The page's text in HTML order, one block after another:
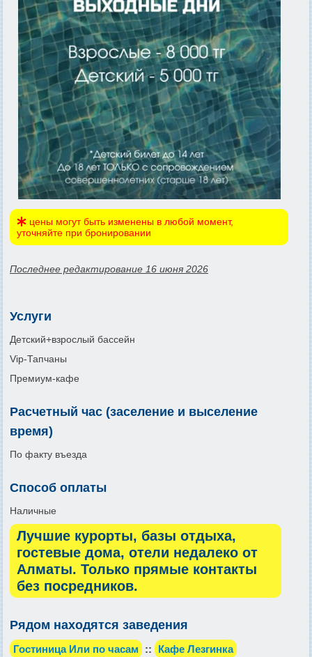
цены могут быть изменены в любой момент,
уточняйте при бронировании
Последнее редактирование 16 июня 2026
Услуги
Детский+взрослый бассейн
Vip-Тапчаны
Премиум-кафе
Расчетный час (заселение и выселение
время)
По факту въезда
Способ оплаты
Наличные
Лучшие курорты, базы отдыха,
гостевые дома, отели недалеко от
Алматы. Только прямые контакты
без посредников.
Рядом находятся заведения
Гостиница Или по часам ::
Кафе Лезгинка